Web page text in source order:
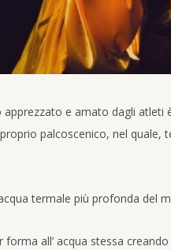
apprezzato e amato dagli
palcoscenico, nel quale,
termale più profonda del
all’ acqua stessa